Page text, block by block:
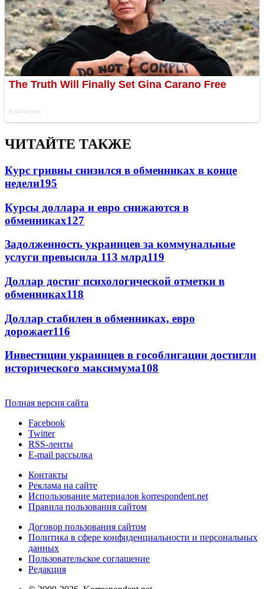
ЧИТАЙТЕ ТАКЖЕ
Курс гривны снизился в обменниках в конце
недели195
Курсы доллара и евро снижаются в
обменниках127
Задолженность украинцев за коммунальные
услуги превысила 113 млрд119
Доллар достиг психологической отметки в
обменниках118
Доллар стабилен в обменниках, евро
дорожает116
Инвестиции украинцев в гособлигации достигли
исторического максимума108
Полная версия сайта
Facebook
Twitter
RSS-ленты
E-mail рассылка
Контакты
Реклама на сайте
Использование материалов korrespondent.net
Правила пользования сайтом
Договор пользования сайтом
Политика в сфере конфиденциальности и персональных
данных
Пользовательское соглашение
Редакция